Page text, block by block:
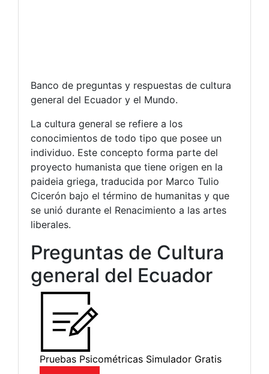
Banco de preguntas y respuestas de cultura
general del Ecuador y el Mundo.
La cultura general se refiere a los
conocimientos de todo tipo que posee un
individuo. Este concepto forma parte del
proyecto humanista que tiene origen en la
paideia griega, traducida por Marco Tulio
Cicerón bajo el término de humanitas y que
se unió durante el Renacimiento a las artes
liberales.
Preguntas de Cultura
general del Ecuador